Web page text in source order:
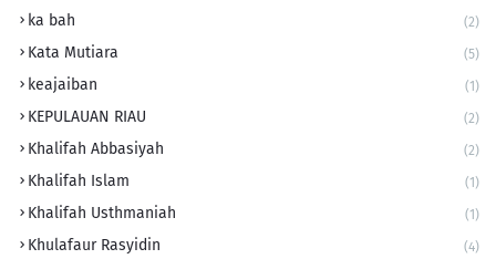
ka bah (2)
Kata Mutiara (5)
keajaiban (1)
KEPULAUAN RIAU (2)
Khalifah Abbasiyah (2)
Khalifah Islam (1)
Khalifah Usthmaniah (1)
Khulafaur Rasyidin (4)